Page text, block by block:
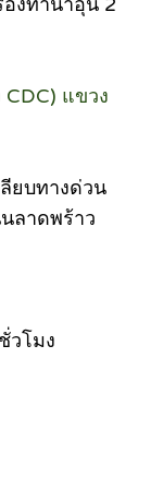
แขวง
ยบทางด่วน
ลาดพร้าว
วโมง